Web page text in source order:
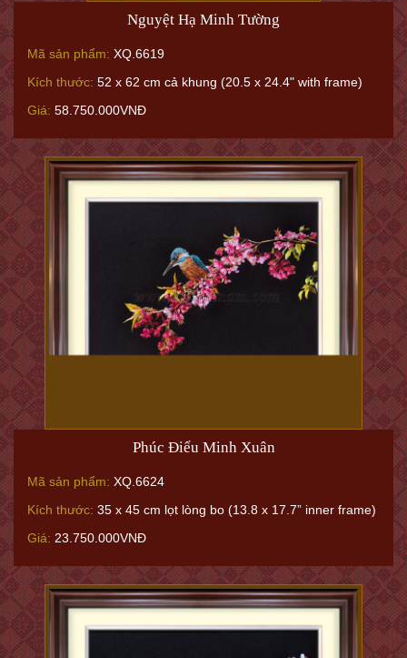
Nguyệt Hạ Minh Tường
Mã sản phẩm: XQ.6619
Kích thước: 52 x 62 cm cả khung (20.5 x 24.4" with frame)
Giá: 58.750.000VNĐ
Phúc Điểu Minh Xuân
Mã sản phẩm: XQ.6624
Kích thước: 35 x 45 cm lọt lòng bo (13.8 x 17.7” inner frame)
Giá: 23.750.000VNĐ